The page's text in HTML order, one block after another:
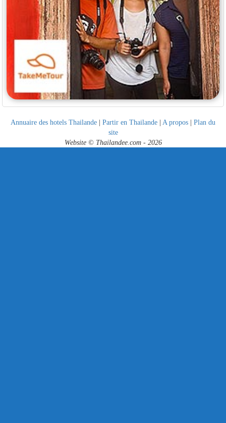
Annuaire des hotels Thailande | Partir en Thailande | A propos | Plan du
site
Website © Thailandee.com - 2026